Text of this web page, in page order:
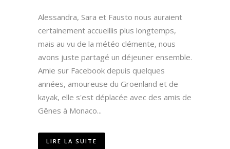
Alessandra, Sara et Fausto nous auraient
certainement accueillis plus longtemps,
mais au vu de la météo clémente, nous
avons juste partagé un déjeuner ensemble.
Amie sur Facebook depuis quelques
années, amoureuse du Groenland et de
kayak, elle s'est déplacée avec des amis de
Gênes à Monaco...
LIRE LA SUITE